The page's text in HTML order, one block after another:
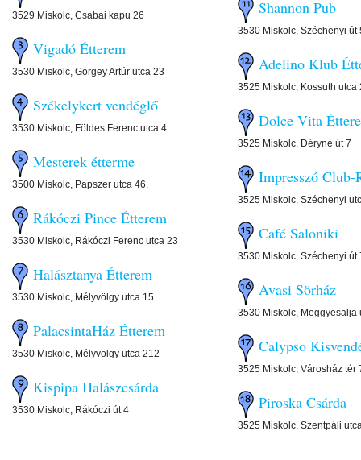
3529 Miskolc, Csabai kapu 26
Vigadó Étterem
3530 Miskolc, Görgey Artúr utca 23
Székelykert vendéglő
3530 Miskolc, Földes Ferenc utca 4
Mesterek étterme
3500 Miskolc, Papszer utca 46.
Rákóczi Pince Étterem
3530 Miskolc, Rákóczi Ferenc utca 23
Halásztanya Étterem
3530 Miskolc, Mélyvölgy utca 15
PalacsintaHáz Étterem
3530 Miskolc, Mélyvölgy utca 212
Kispipa Halászcsárda
3530 Miskolc, Rákóczi út 4
Shannon Pub
3530 Miskolc, Széchenyi út
Adelino Klub
3525 Miskolc, Kossuth utca
Dolce Vita
3525 Miskolc, Déryné út 7
Impresszó Club-
3525 Miskolc, Széchenyi
Café Saloniki
3530 Miskolc, Széchenyi út
Avasi Sörház
3530 Miskolc, Meggyesalja
Calypso
3525 Miskolc, Városház tér
Piroska Csárda
3525 Miskolc, Szentpáli